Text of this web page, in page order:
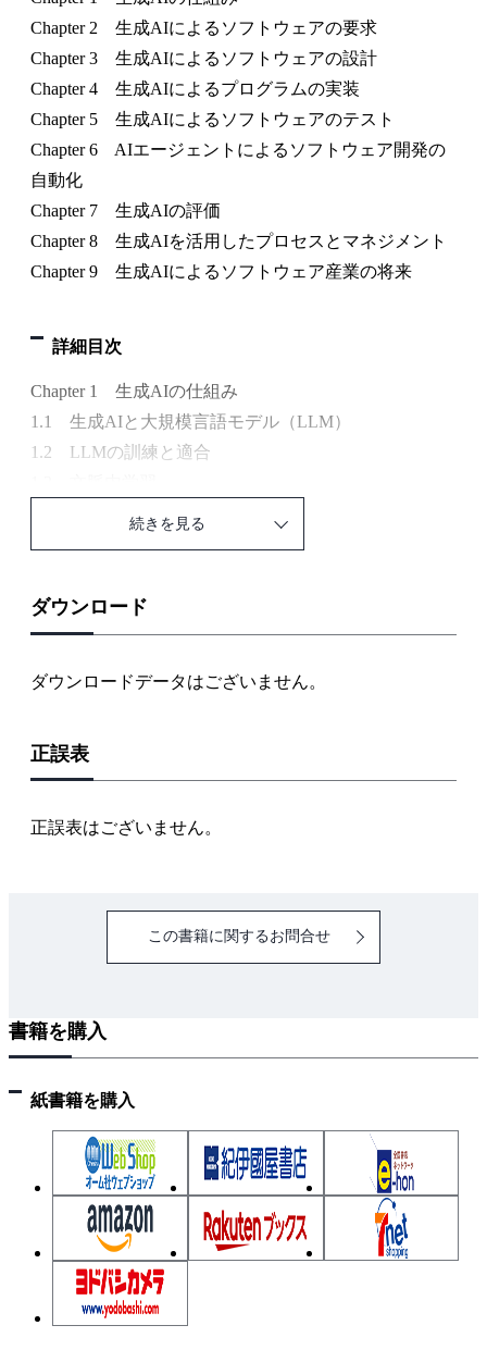
Chapter 2 生成AIによるソフトウェアの要求
Chapter 3 生成AIによるソフトウェアの設計
Chapter 4 生成AIによるプログラムの実装
Chapter 5 生成AIによるソフトウェアのテスト
Chapter 6 AIエージェントによるソフトウェア開発の
自動化
Chapter 7 生成AIの評価
Chapter 8 生成AIを活用したプロセスとマネジメント
Chapter 9 生成AIによるソフトウェア産業の将来
詳細目次
Chapter 1 生成AIの仕組み
1.1 生成AIと大規模言語モデル（LLM）
1.2 LLMの訓練と適合
1.4 LLMの拡張
1.6 ソフトウェア開発・運用への応用における留意点
1.7 ソフトウェアエンジニアリングと生成AI
Chapter 2 生成AIによるソフトウェアの要求
2.2 要求工学の難しさ
2.3 生成AIによる要求工学プロセスの支援
2.4 プロンプトパターンの効果的活用
2.7 技術動向
2.8 今後の展望
3.1 設計工程へのAI適用方針
3.2 設計書からの情報生成
3.3 設計書のドラフト生成
3.5 今後の展望
Chapter 4 生成AIによるプログラムの実装
4.1 プログラミングの自動化
4.2 導入工程
4.3 さまざまなコード関連タスクの事例
続きを見る
ダウンロード
ダウンロードデータはございません。
正誤表
正誤表はございません。
この書籍に関するお問合せ
書籍を購入
紙書籍を購入